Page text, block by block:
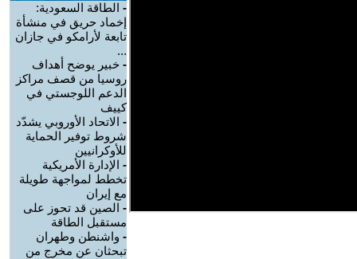
- الطاقة السعودية:
إخماد حريق في منشأة
تابعة لأرامكو في جازان
...
- خبير يوضح أهداف
روسيا من قصف مراكز
الدعم اللوجستي في
كييف
- الاتحاد الأوروبي يشدّد
شروط توفير الحماية
للأوكرانيين
- الإدارة الأمريكية
تخطط لمواجهة طويلة
مع إيران
- الصين قد تحوز على
مستقبل الطاقة
- واشنطن وطهران
تبحثان عن مخرج من